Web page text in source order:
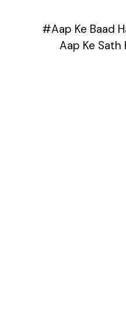
#Aap Ke Baad
Aap Ke Sath